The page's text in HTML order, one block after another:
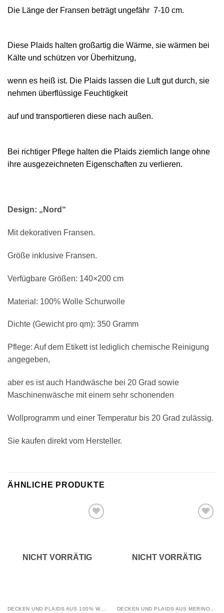
Die Länge der Fransen beträgt ungefähr 7-10 cm.
Diese Plaids halten großartig die Wärme, sie wärmen bei
Kälte und schützen vor Überhitzung,
wenn es heiß ist. Die Plaids lassen die Luft gut durch, sie
nehmen überflüssige Feuchtigkeit
auf und transportieren diese nach außen.
Bei richtiger Pflege halten die Plaids ziemlich lange ohne
ihre ausgezeichneten Eigenschaften zu verlieren.
Design: „Nord“
Mit dekorativen Fransen.
Größe inklusive Fransen.
Verfügbare Größen: 140×200 cm
Material: 100% Wolle Schurwolle
Dichte (Gewicht pro qm): 350 Gramm
Pflege: Auf dem Etikett ist lediglich chemische Reinigung
angegeben,
aber es ist auch Handwäsche bei 20 Grad sowie
Maschinenwäsche mit einem sehr schonenden
Wollprogramm und einer Temperatur bis 20 Grad zulässig.
Sie kaufen direkt vom Hersteller.
ÄHNLICHE PRODUKTE
NICHT VORRÄTIG
DECKEN UND PLAIDS AUS 100% WOLLE
NICHT VORRÄTIG
DECKEN UND PLAIDS AUS MERINOWOLLE UND KASCHMIR